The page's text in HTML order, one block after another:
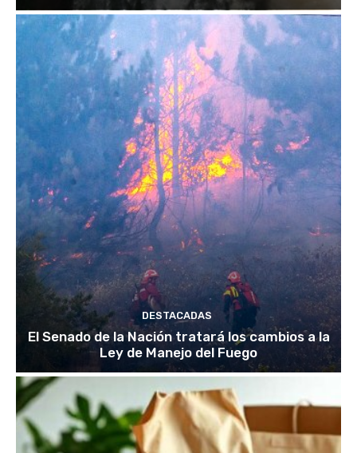
DESTACADAS
El Senado de la Nación tratará los cambios a la
Ley de Manejo del Fuego